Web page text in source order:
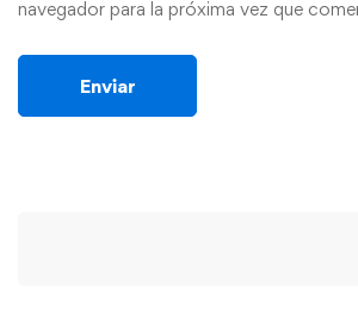
navegador para la próxima vez que